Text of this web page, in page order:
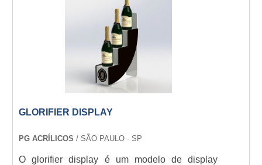
movimentado com facilidade. É muito
importante ressaltar....
GLORIFIER DISPLAY
PG ACRÍLICOS / SÃO PAULO - SP
O glorifier display é um modelo de display